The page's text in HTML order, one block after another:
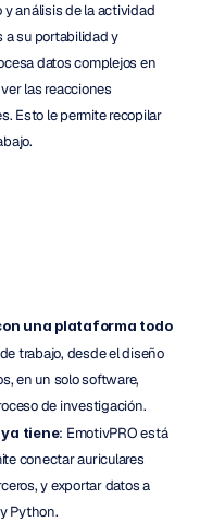
análisis de la actividad
a su portabilidad y
datos complejos en
las reacciones
Esto le permite recopilar
una plataforma todo
trabajo, desde el diseño
en un solo software,
de investigación.
tiene: EmotivPRO está
conectar auriculares
y exportar datos a
Python.